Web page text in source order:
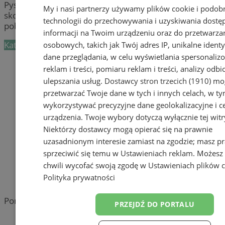
Pyskowice. Zapoznaj się najnowszym wzornictwem i
skorzystaj z usług fachowych usług montażowych w
pobliżu Pyskowic
Kategoria nie zawiera żadnych prezentacji firm.
Dodaj firmę
Sprawdź firmy z innych miast
reklama
Tworzenie stron www -
Pyskowice
reklama
reklama
Portal należy do sieci
My i nasi partnerzy używamy plików cookie i
technologii do przechowywania i uzyskiwania
informacji na Twoim urządzeniu oraz do
osobowych, takich jak Twój adres IP, unikalne
dane przeglądania, w celu wyświetlania
reklam i treści, pomiaru reklam i treści, analizy
ulepszania usług. Dostawcy stron trzecich (1910)
przetwarzać Twoje dane w tych i innych celach, w
wykorzystywać precyzyjne dane geolokalizacyjne i
urządzenia. Twoje wybory dotyczą wyłącznie tej
Niektórzy dostawcy mogą opierać się na prawnie
uzasadnionym interesie zamiast na zgodzie; masz
sprzeciwić się temu w Ustawieniach reklam.
chwili wycofać swoją zgodę w Ustawieniach plików
Polityka prywatności
PRZEJDŹ DO PORTALU